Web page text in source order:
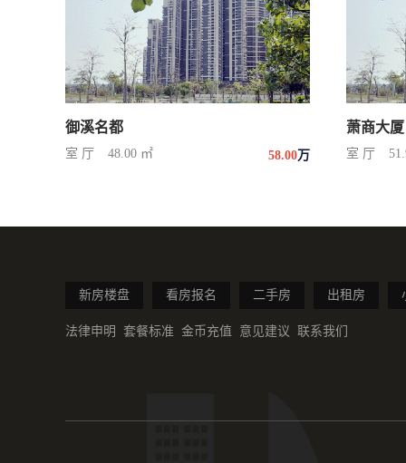
御溪名都
室 厅 48.00 ㎡ 58.00万
萧商大厦
室 厅
新房楼盘 看房报名 二手房 出租房
法律申明 套餐标准 金币充值 意见建议 联系我们